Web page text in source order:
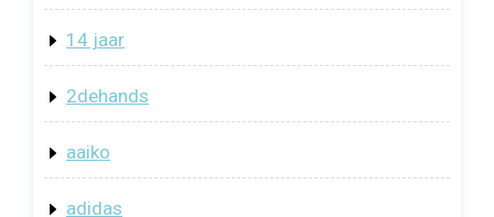
14 jaar
2dehands
aaiko
adidas